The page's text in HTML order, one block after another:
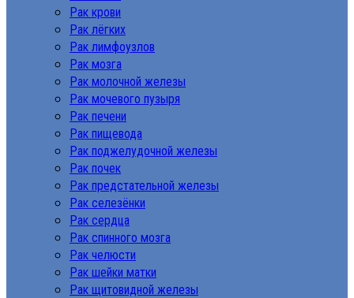
Рак крови
Рак лёгких
Рак лимфоузлов
Рак мозга
Рак молочной железы
Рак мочевого пузыря
Рак печени
Рак пищевода
Рак поджелудочной железы
Рак почек
Рак предстательной железы
Рак селезёнки
Рак сердца
Рак спинного мозга
Рак челюсти
Рак шейки матки
Рак щитовидной железы